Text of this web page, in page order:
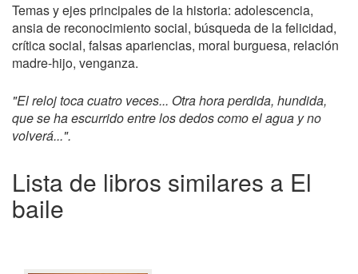
Temas y ejes principales de la historia: adolescencia,
ansia de reconocimiento social, búsqueda de la felicidad,
crítica social, falsas apariencias, moral burguesa, relación
madre-hijo, venganza.
"El reloj toca cuatro veces... Otra hora perdida, hundida,
que se ha escurrido entre los dedos como el agua y no
volverá...".
Lista de libros similares a El
baile